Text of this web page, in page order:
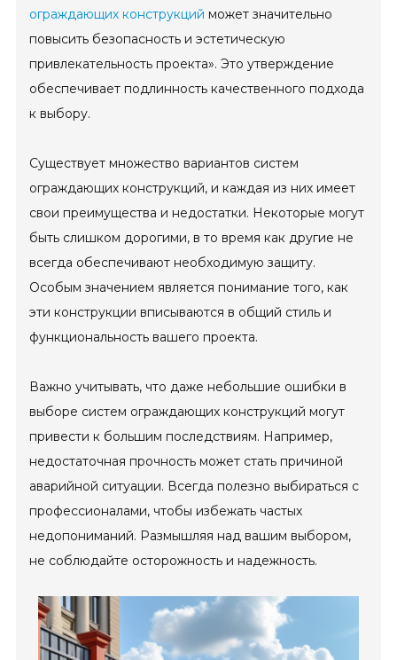
ограждающих конструкций может значительно
повысить безопасность и эстетическую
привлекательность проекта». Это утверждение
обеспечивает подлинность качественного подхода
к выбору.
Существует множество вариантов систем
ограждающих конструкций, и каждая из них имеет
свои преимущества и недостатки. Некоторые могут
быть слишком дорогими, в то время как другие не
всегда обеспечивают необходимую защиту.
Особым значением является понимание того, как
эти конструкции вписываются в общий стиль и
функциональность вашего проекта.
Важно учитывать, что даже небольшие ошибки в
выборе систем ограждающих конструкций могут
привести к большим последствиям. Например,
недостаточная прочность может стать причиной
аварийной ситуации. Всегда полезно выбираться с
профессионалами, чтобы избежать частых
недопониманий. Размышляя над вашим выбором,
не соблюдайте осторожность и надежность.